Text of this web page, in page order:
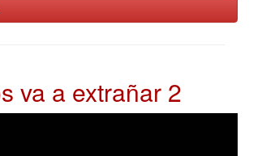
va a extrañar 2